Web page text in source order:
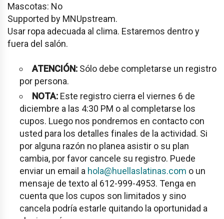
Mascotas: No
Supported by MNUpstream.
Usar ropa adecuada al clima. Estaremos dentro y
fuera del salón.
ATENCIÓN: Sólo debe completarse un registro
por persona.
NOTA: Este registro cierra el viernes 6 de
diciembre a las 4:30 PM o al completarse los
cupos. Luego nos pondremos en contacto con
usted para los detalles finales de la actividad. Si
por alguna razón no planea asistir o su plan
cambia, por favor cancele su registro. Puede
enviar un email a hola@huellaslatinas.com o un
mensaje de texto al 612-999-4953. Tenga en
cuenta que los cupos son limitados y sino
cancela podría estarle quitando la oportunidad a